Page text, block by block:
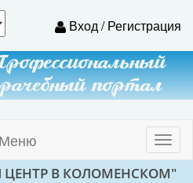
Вход / Регистрация
портал
Меню
В КОЛОМЕНСКОМ"